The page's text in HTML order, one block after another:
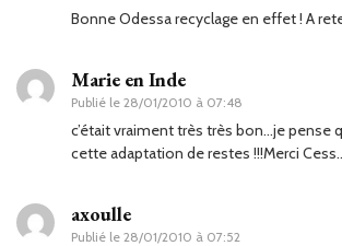
Bonne Odessa recyclage en effet ! A
Marie en Inde
Publié le 28/01/2010 à 07:48
c’était vraiment très très bon…je pense
cette adaptation de restes !!!Merci
axoulle
Publié le 28/01/2010 à 07:52